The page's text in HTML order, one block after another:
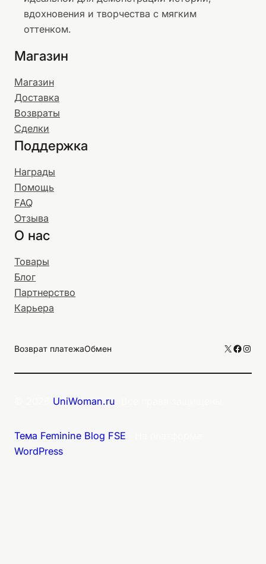
вдохновения и творчества с мягким
оттенком.
Магазин
Магазин
Доставка
Возвраты
Сделки
Поддержка
Награды
Помощь
FAQ
Отзыва
О нас
Товары
Блог
Партнерство
Карьера
Возврат платежаОбмен X
UniWoman.ru
Тема Feminine Blog FSE
WordPress